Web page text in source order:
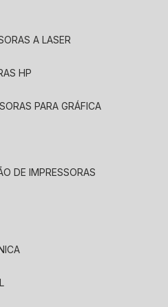
A LASER
HP
PARA GRÁFICA
DE IMPRESSORAS